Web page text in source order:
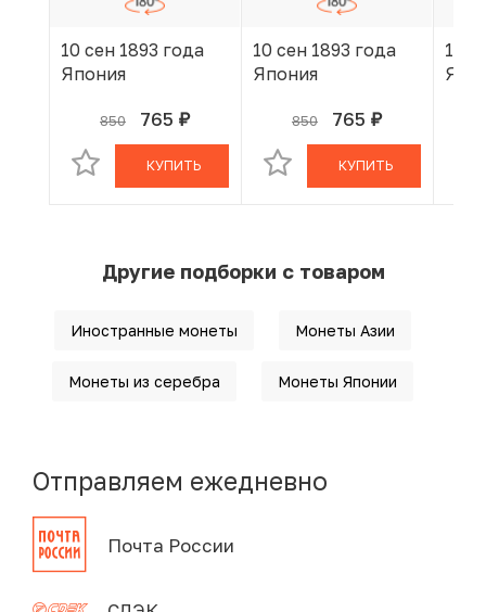
10 сен 1893 года
Япония
850 765 руб.
В КОРЗИНЕ
КУПИТЬ
10 сен 1893 года
Япония
850 765 руб.
В КОРЗИНЕ
КУПИТЬ
10
Другие подборки с товаром
Иностранные монеты Монеты Азии
Монеты из серебра Монеты Японии
Отправляем ежедневно
Почта России